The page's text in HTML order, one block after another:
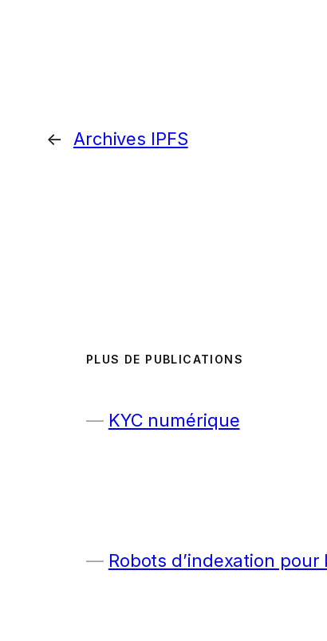
← Archives IPFS
PLUS DE PUBLICATIONS
KYC numérique
Robots d’indexation